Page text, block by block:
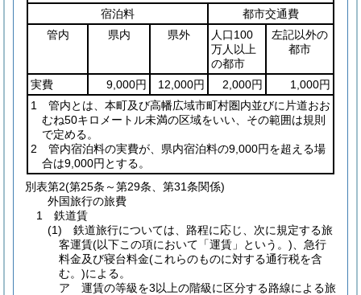
宿泊料
都市交通費
管内
県内 県外
人口100
万人以上
の都市
左記以外の
都市
実費 9,000円 12,000円 2,000円
1,000円
1 管内とは、本町及び高幡広域市町村圏内並びに片道おお
むね50キロメートル未満の区域をいい、その範囲は規則
で定める。
2 管内宿泊料の実費が、県内宿泊料の9,000円を超える場
合は9,000円とする。
別表第2(第25条～第29条、第31条関係)
外国旅行の旅費
1 鉄道賃
(1) 鉄道旅行については、路程に応じ、次に規定する旅
客運賃(以下この項において「運賃」という。)、急行
料金及び寝台料金(これらのものに対する通行税を含
む。)による。
ア 運賃の等級を3以上の階級に区分する路線による旅